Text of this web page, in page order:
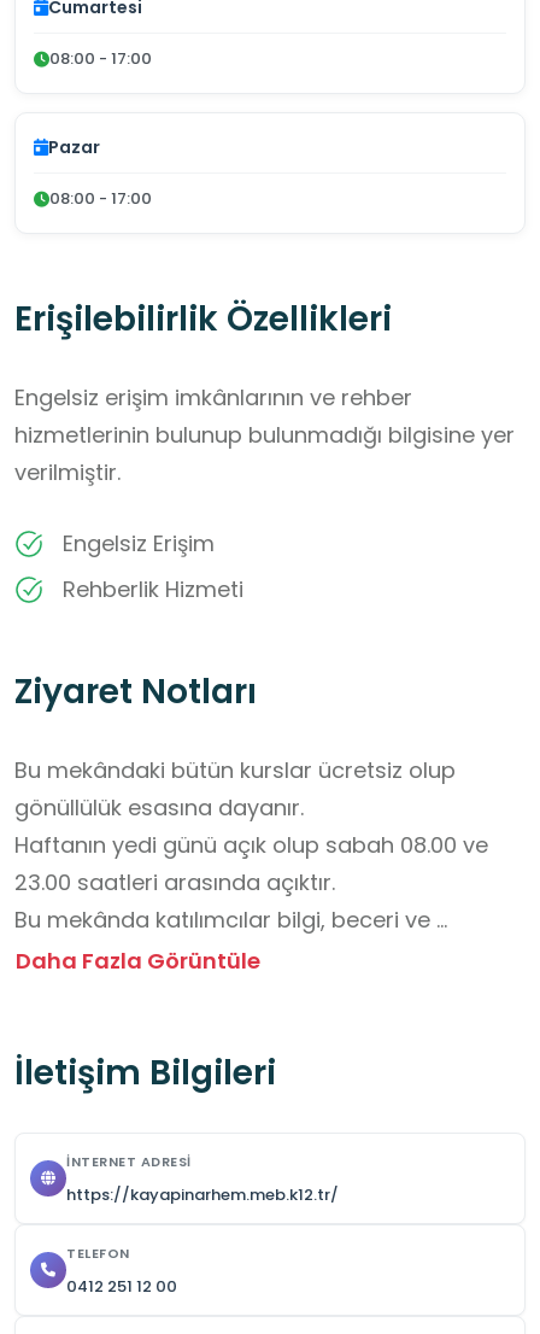
Cumartesi
08:00 - 17:00
Pazar
08:00 - 17:00
Erişilebilirlik Özellikleri
Engelsiz erişim imkânlarının ve rehber
hizmetlerinin bulunup bulunmadığı bilgisine yer
verilmiştir.
Engelsiz Erişim
Rehberlik Hizmeti
Ziyaret Notları
Bu mekândaki bütün kurslar ücretsiz olup
gönüllülük esasına dayanır.
Haftanın yedi günü açık olup sabah 08.00 ve
23.00 saatleri arasında açıktır.
Bu mekânda katılımcılar bilgi, beceri ve
yetkinliklerini geliştirir.
verilmektedir.
Bu mekân , gözlem ve uygulamaya dayanan
bilgilerini pekiştirmesine yardımcı olur.
Daha Fazla Görüntüle
İletişim Bilgileri
İNTERNET ADRESI
https://kayapinarhem.meb.k12.tr/
TELEFON
0412 251 12 00